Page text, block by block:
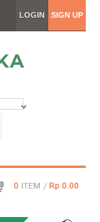
LOGIN SIGN UP
0 ITEM /Rp 0.00